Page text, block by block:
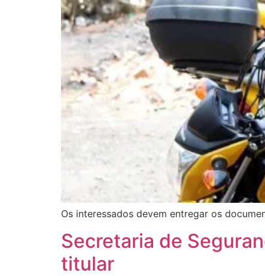
Os interessados devem entregar os
Secretaria de
titular